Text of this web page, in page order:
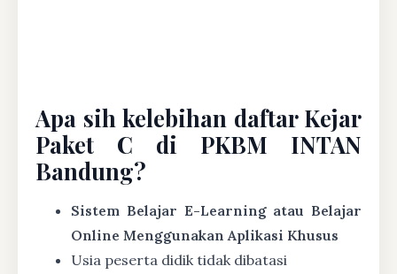
Apa sih kelebihan daftar Kejar
Paket C di PKBM INTAN
Bandung?
Sistem Belajar E-Learning atau Belajar
Online Menggunakan Aplikasi Khusus
Usia peserta didik tidak dibatasi